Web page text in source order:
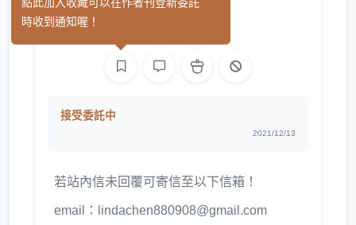
丁丁阿
接受委託中
2021/12/13
若站內信未回覆可寄信至以下信箱！
email：lindachen880908@gmail.com
時收到通知喔！